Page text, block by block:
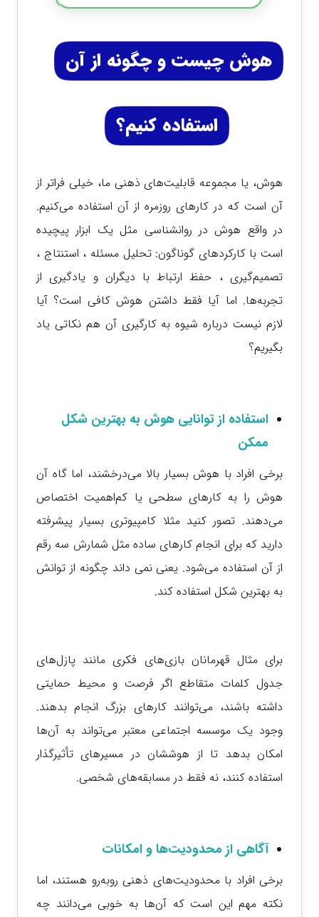
هوش چیست و چگونه از آن
استفاده کنیم؟
هوش، یا مجموعه قابلیت‌های ذهنی ما، خیلی فراتر از
آن است که در کارهای روزمره از آن استفاده می‌کنیم.
در واقع هوش در روانشناسی مثل یک ابزار پیچیده
است با کارکردهای گوناگون: تحلیل مسئله ، استنتاج ،
تصمیم‌گیری ، حفظ ارتباط با دیگران و یادگیری از
تجربه‌ها. اما آیا فقط داشتن هوش کافی است؟ آیا
لازم نیست درباره شیوه به کارگیری آن هم نکاتی یاد
بگیریم؟
استفاده از توانایی هوش به بهترین شکل
ممکن
برخی افراد با هوش بسیار بالا می‌درخشند، اما گاه آن
هوش را به کارهای سطحی یا کم‌اهمیت اختصاص
می‌دهند. تصور کنید مثلا کامپیوتری بسیار پیشرفته
دارید که برای انجام کارهای ساده مثل شمارش سه رقم
از آن استفاده می‌شود. یعنی نمی داند چگونه از توانش
به بهترین شکل استفاده کند.
برای مثال قهرمانان بازی‌های فکری مانند پازل‌های
جدول کلمات متقاطع اگر فرصت و محیط حمایتی
داشته باشند، می‌توانند کارهای بزرگ انجام بدهند.
وجود یک موسسه اجتماعی معتبر می‌تواند به آن‌ها
امکان بدهد تا از هوششان در مسیرهای تأثیرگذار
استفاده کنند، نه فقط در مسابقه‌های شخصی.
آگاهی از محدودیت‌ها و امکانات
برخی افراد با محدودیت‌های ذهنی روبه‌رو هستند، اما
نکته مهم این است که آن‌ها به خوبی می‌دانند چه